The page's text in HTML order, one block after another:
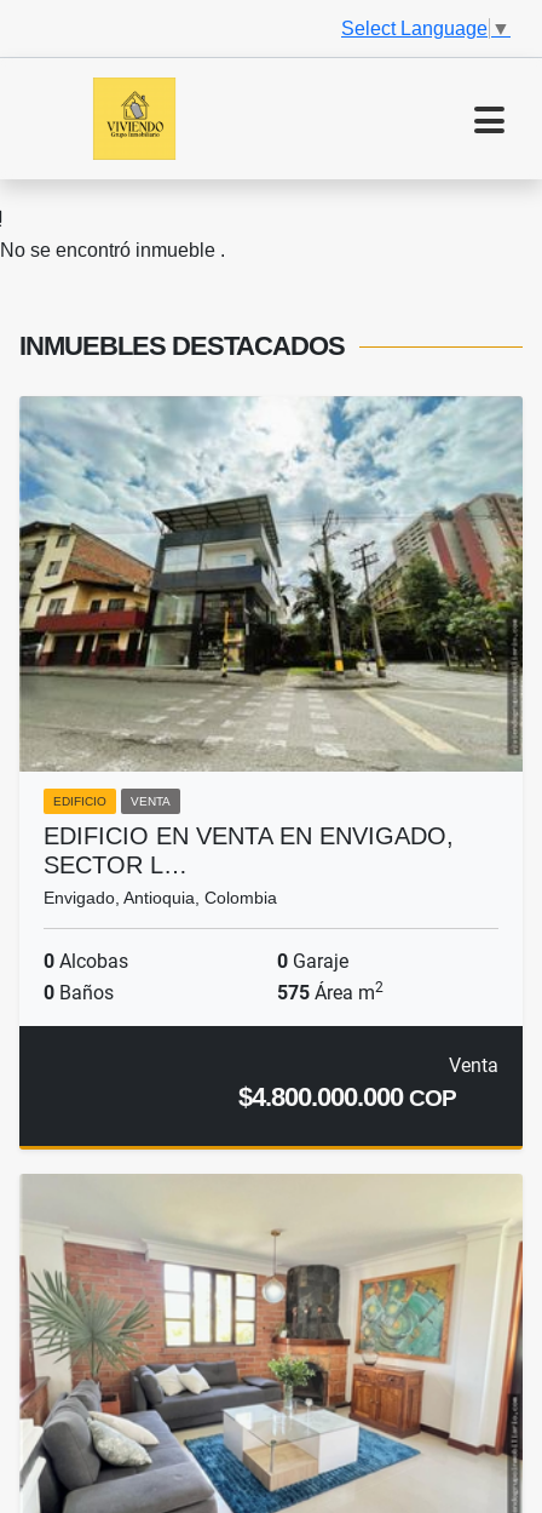
Select Language ▼
No se encontró inmueble .
INMUEBLES DESTACADOS
EDIFICIO VENTA
EDIFICIO EN VENTA EN ENVIGADO,
SECTOR L…
Envigado, Antioquia, Colombia
0 Alcobas 0 Garaje
0 Baños 575 Área m2
Venta
$4.800.000.000COP